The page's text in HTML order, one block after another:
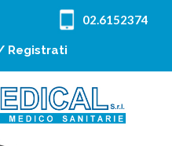
02.6152374
Registrati